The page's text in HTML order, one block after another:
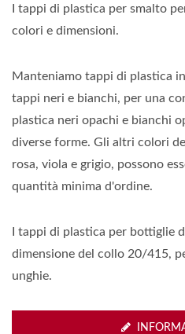
I tappi di plastica per smalto
colori e dimensioni.
Manteniamo tappi di plastica
tappi neri e bianchi, per una
plastica neri opachi e bianchi
diverse forme. Gli altri colori
rosa, viola e grigio, possono
quantità minima d'ordine.
I tappi di plastica per bottiglie
dimensione del collo 20/415,
unghie.